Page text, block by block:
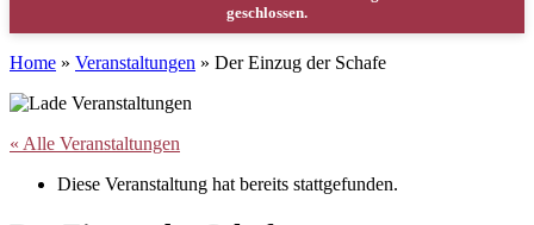
Home » Veranstaltungen » Der Einzug der Schafe
« Alle Veranstaltungen
Diese Veranstaltung hat bereits stattgefunden.